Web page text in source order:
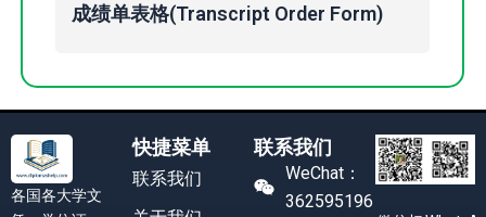
成绩单表格(Transcript Order Form)
各国各大学文
快捷菜单
联系我们
联系我们
WeChat：
362595196